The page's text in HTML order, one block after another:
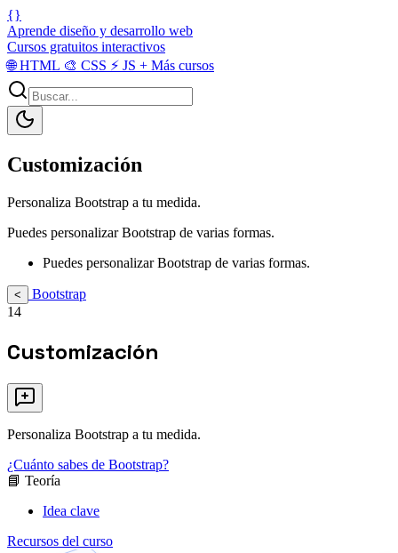
{}
Aprende diseño y desarrollo web
Cursos gratuitos interactivos
🌐HTML 🎨 CSS ⚡ JS + Más cursos
Customización
Personaliza Bootstrap a tu medida.
Puedes personalizar Bootstrap de varias formas.
Puedes personalizar Bootstrap de varias formas.
<
Bootstrap
14
Customización
Personaliza Bootstrap a tu medida.
¿Cuánto sabes de Bootstrap?
📘 Teoría
Idea clave
Recursos del curso